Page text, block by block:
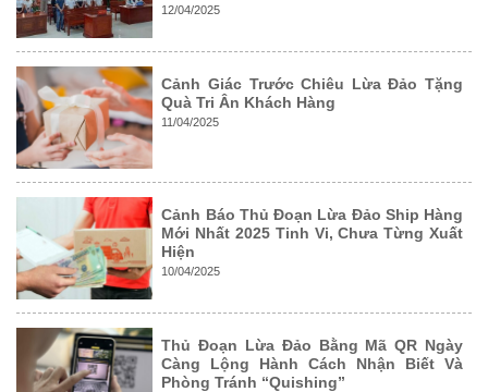
12/04/2025
Cảnh Giác Trước Chiêu Lừa Đảo Tặng
Quà Tri Ân Khách Hàng
11/04/2025
Cảnh Báo Thủ Đoạn Lừa Đảo Ship Hàng
Mới Nhất 2025 Tinh Vi, Chưa Từng Xuất
Hiện
10/04/2025
Thủ Đoạn Lừa Đảo Bằng Mã QR Ngày
Càng Lộng Hành Cách Nhận Biết Và
Phòng Tránh “Quishing”